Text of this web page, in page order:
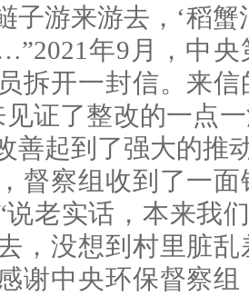
子游来游去，‘稻
年9月，中央
拆开一封信。来
证了整改的一点
善起到了强大的推
察组收到了一面
老实话，本来我
，没想到村里脏
谢中央环保督察